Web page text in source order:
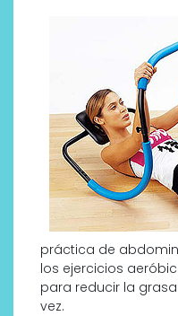
práctica de
los ejercicios
para reducir la
vez.